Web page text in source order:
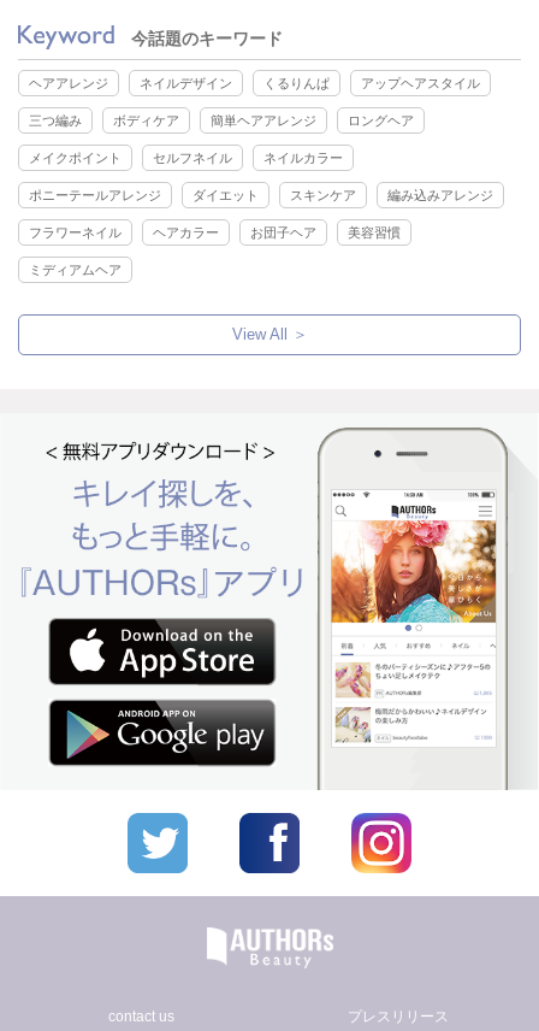
今話題のキーワード
ヘアアレンジ ネイルデザイン くるりんぱ アップヘアスタイル
三つ編み ボディケア 簡単ヘアアレンジ ロングヘア
メイクポイント セルフネイル ネイルカラー
ポニーテールアレンジ ダイエット スキンケア 編み込みアレンジ
フラワーネイル ヘアカラー お団子ヘア 美容習慣
ミディアムヘア
View All ＞
contact us プレスリリース